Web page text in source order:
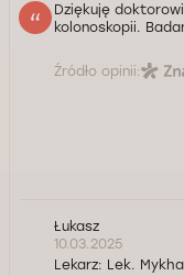
Dziękuję
kolonoskopii.
Źródło opinii:
Łukasz
10.03.2025
Lekarz: Lek.